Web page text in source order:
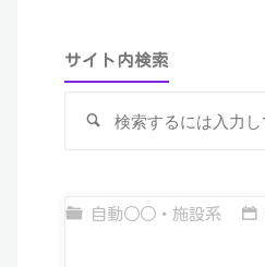
サイト内検索
検
自動○○・施設系